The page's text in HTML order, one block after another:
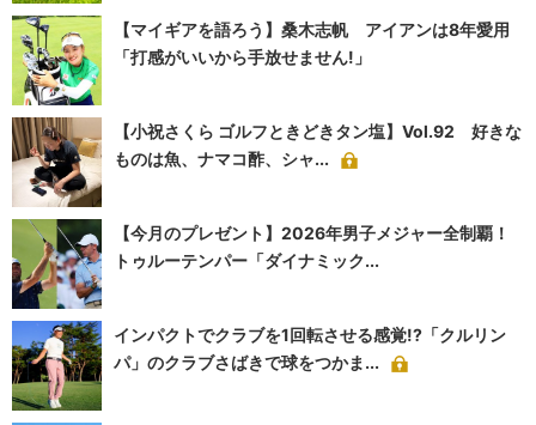
【マイギアを語ろう】桑木志帆 アイアンは8年愛用
「打感がいいから手放せません!」
【小祝さくら ゴルフときどきタン塩】Vol.92 好きな
ものは魚、ナマコ酢、シャ...
【今月のプレゼント】2026年男子メジャー全制覇！
トゥルーテンパー「ダイナミック...
インパクトでクラブを1回転させる感覚!?「クルリン
パ」のクラブさばきで球をつかま...